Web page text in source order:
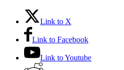
Link to X
Link to Facebook
Link to Youtube